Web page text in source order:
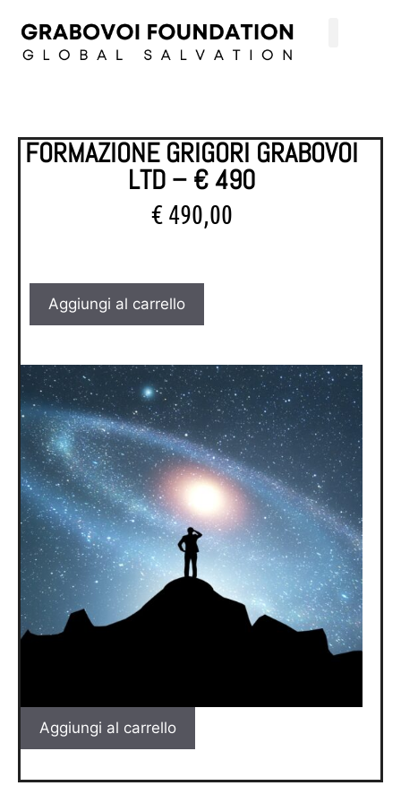
FORMAZIONE GRIGORI GRABOVOI
LTD – € 490
€ 490,00
Aggiungi al carrello
Aggiungi al carrello